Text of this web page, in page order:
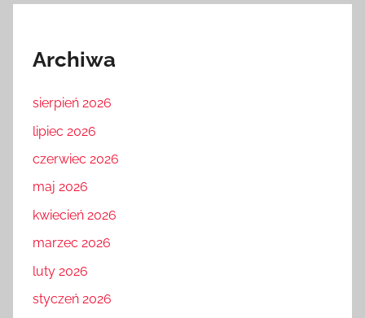
Archiwa
sierpień 2026
lipiec 2026
czerwiec 2026
maj 2026
kwiecień 2026
marzec 2026
luty 2026
styczeń 2026